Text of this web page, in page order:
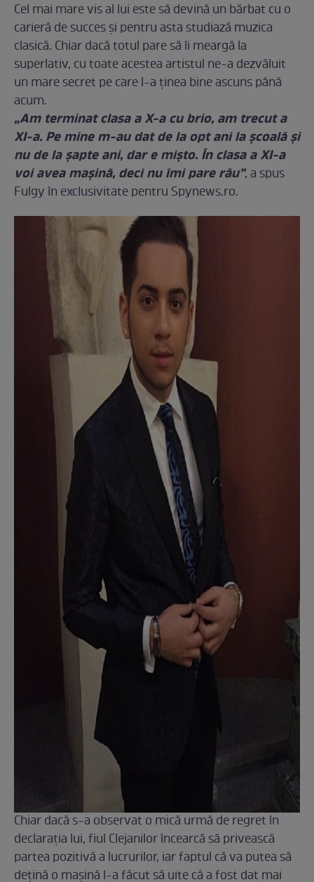
Cel mai mare vis al lui este să devină un bărbat cu o
carieră de succes şi pentru asta studiază muzica
clasică. Chiar dacă totul pare să îi meargă la
superlativ, cu toate acestea artistul ne-a dezvăluit
un mare secret pe care l-a ţinea bine ascuns până
acum.
„Am terminat clasa a X-a cu brio, am trecut a
XI-a. Pe mine m-au dat de la opt ani la şcoală şi
nu de la şapte ani, dar e mişto. În clasa a XI-a
voi avea maşină, deci nu îmi pare rău”, a spus
Fulgy în exclusivitate pentru Spynews.ro.
Chiar dacă s-a observat o mică urmă de regret în
declaraţia lui, fiul Clejanilor încearcă să privească
partea pozitivă a lucrurilor, iar faptul că va putea să
deţină o maşină l-a făcut să uite că a fost dat mai